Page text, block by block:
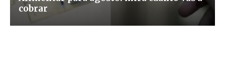
cobrar